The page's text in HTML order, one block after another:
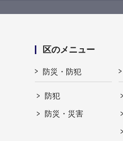
区のメニュー
防災・防犯
防犯
防災・災害